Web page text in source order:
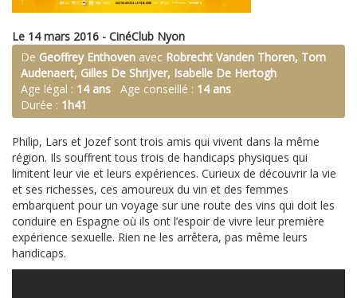
Le 14 mars 2016 - CinéClub Nyon
De Geoffrey Enthoven avec Robrecht Vanden Thoren, Tom
Audenaert, Gilles De Shrijver, Isabelle De Hertogh
Age légal : 14 ans Age conseillé : 14 ans
Durée : 1h41
Philip, Lars et Jozef sont trois amis qui vivent dans la même
région. Ils souffrent tous trois de handicaps physiques qui
limitent leur vie et leurs expériences. Curieux de découvrir la vie
et ses richesses, ces amoureux du vin et des femmes
embarquent pour un voyage sur une route des vins qui doit les
conduire en Espagne où ils ont l’espoir de vivre leur première
expérience sexuelle. Rien ne les arrêtera, pas même leurs
handicaps.